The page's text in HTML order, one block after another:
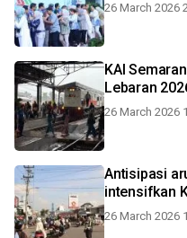
26 March 2026
KAI
Lebaran
26 March 2026
Antisipasi
intensifkan
26 March 2026